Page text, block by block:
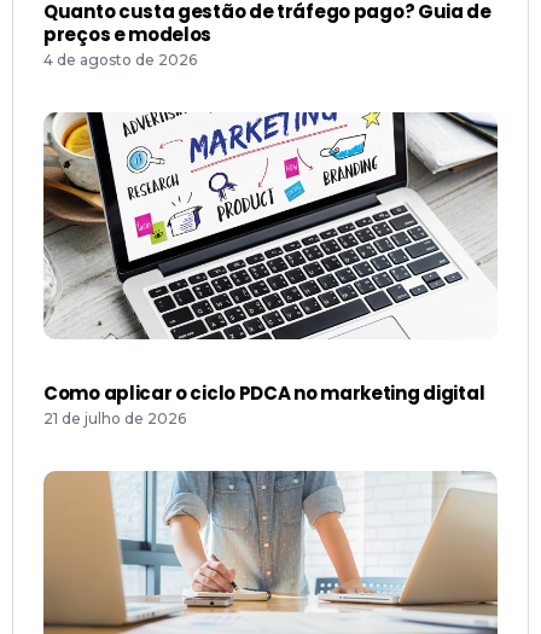
Quanto custa gestão de tráfego pago? Guia de
preços e modelos
4 de agosto de 2026
Como aplicar o ciclo PDCA no marketing digital
21 de julho de 2026